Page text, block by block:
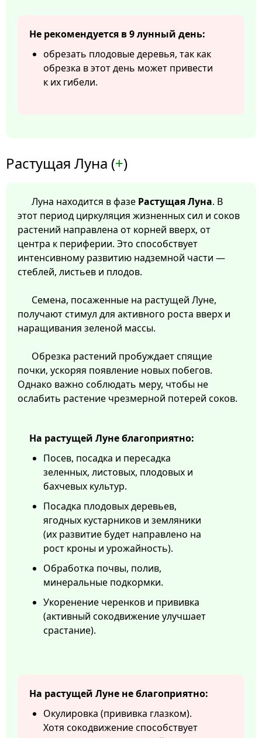
Не рекомендуется в 9 лунный день:
обрезать плодовые деревья, так как
обрезка в этот день может привести
к их гибели.
Растущая Луна (+)
Луна находится в фазе Растущая Луна. В
этот период циркуляция жизненных сил и соков
растений направлена от корней вверх, от
центра к периферии. Это способствует
интенсивному развитию надземной части —
стеблей, листьев и плодов.
Семена, посаженные на растущей Луне,
получают стимул для активного роста вверх и
наращивания зеленой массы.
Обрезка растений пробуждает спящие
почки, ускоряя появление новых побегов.
Однако важно соблюдать меру, чтобы не
ослабить растение чрезмерной потерей соков.
На растущей Луне благоприятно:
Посев, посадка и пересадка
зеленных, листовых, плодовых и
бахчевых культур.
Посадка плодовых деревьев,
ягодных кустарников и земляники
(их развитие будет направлено на
рост кроны и урожайность).
Обработка почвы, полив,
минеральные подкормки.
Укоренение черенков и прививка
(активный сокодвижение улучшает
срастание).
На растущей Луне не благоприятно:
Окулировка (прививка глазком).
Хотя сокодвижение способствует